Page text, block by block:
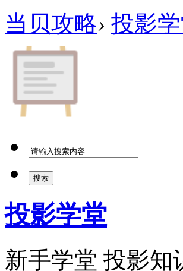
当贝攻略› 投影
搜索
投影学堂
新手学堂 投影知